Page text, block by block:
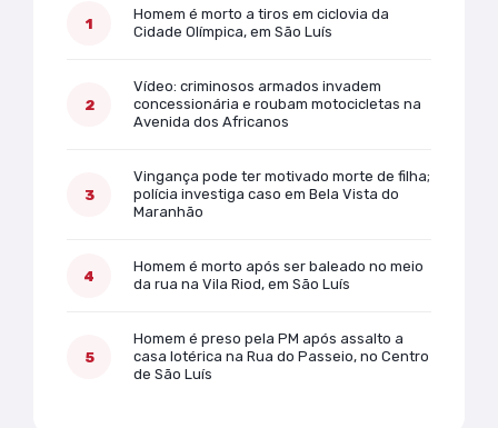
Homem é morto a tiros em ciclovia da
Cidade Olímpica, em São Luís
Vídeo: criminosos armados invadem
concessionária e roubam motocicletas na
Avenida dos Africanos
Vingança pode ter motivado morte de filha;
polícia investiga caso em Bela Vista do
Maranhão
Homem é morto após ser baleado no meio
da rua na Vila Riod, em São Luís
Homem é preso pela PM após assalto a
casa lotérica na Rua do Passeio, no Centro
de São Luís